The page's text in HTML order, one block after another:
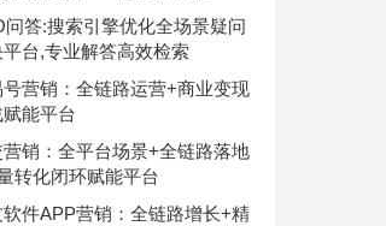
问答:搜索引擎优化全场景疑问
台,专业解答高效检索
号营销：全链路运营+商业变现
赋能平台
销：全平台场景+全链路落地
转化闭环赋能平台
件APP营销：全链路增长+精